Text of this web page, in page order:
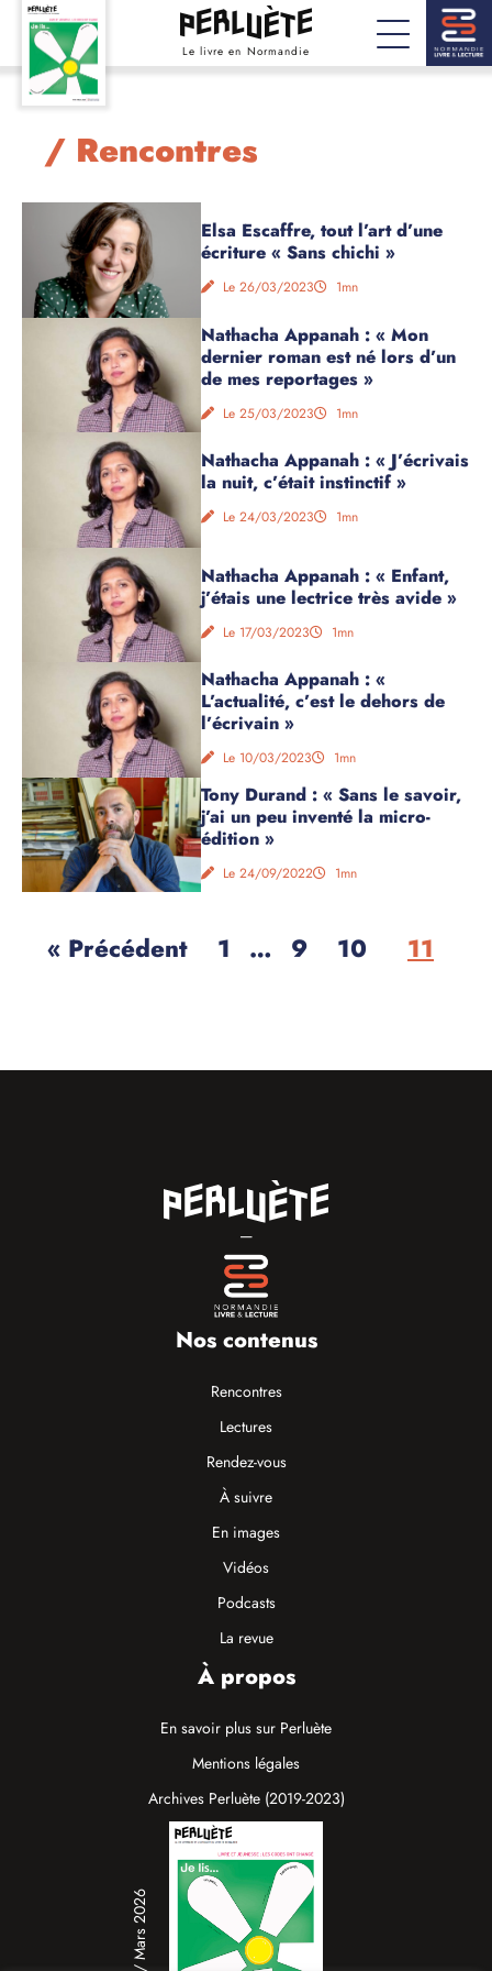
Le livre en Normandie
/ Rencontres
Elsa Escaffre, tout l’art d’une
écriture « Sans chichi »
Le 26/03/2023 1mn
Nathacha Appanah : « Mon
dernier roman est né lors d’un
de mes reportages »
Le 25/03/2023 1mn
Nathacha Appanah : « J’écrivais
la nuit, c’était instinctif »
Le 24/03/2023 1mn
Nathacha Appanah : « Enfant,
j’étais une lectrice très avide »
Le 17/03/2023 1mn
Nathacha Appanah : «
L’actualité, c’est le dehors de
l’écrivain »
Le 10/03/2023 1mn
Tony Durand : « Sans le savoir,
j’ai un peu inventé la micro-
édition »
Le 24/09/2022 1mn
« Précédent 1 … 9 10 11
—
Nos contenus
Rencontres
Lectures
Rendez-vous
À suivre
En images
Vidéos
Podcasts
La revue
À propos
En savoir plus sur Perluète
Mentions légales
Archives Perluète (2019-2023)